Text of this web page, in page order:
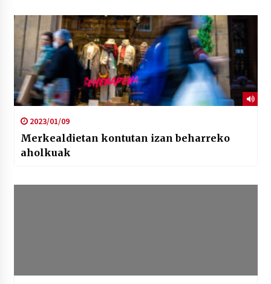
2023/01/09
Merkealdietan kontutan izan beharreko
aholkuak